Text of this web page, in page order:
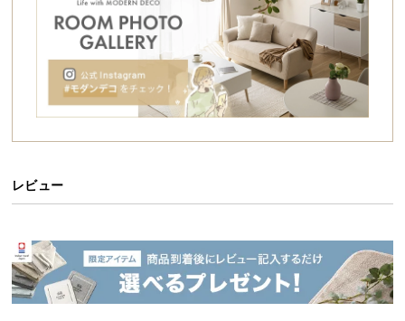
イ
払
い
に
レビュー